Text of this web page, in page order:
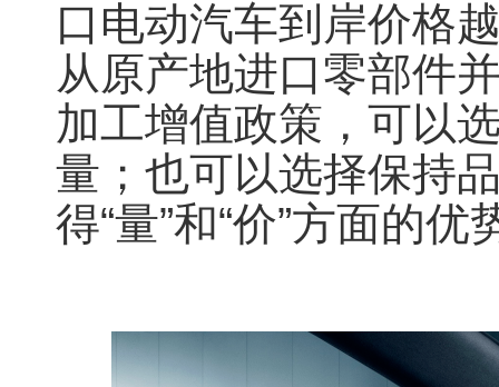
口电动汽车到岸价格
从原产地进口零部件
加工增值政策，可以
量；也可以选择保持
得“量”和“价”方面的优